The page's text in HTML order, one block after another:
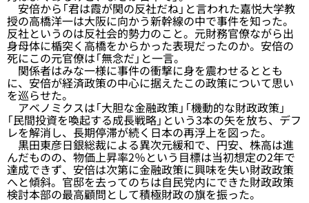
安倍から「君は霞が関の反社だね」と言われた嘉悦大学教
授の高橋洋一は大阪に向かう新幹線の中で事件を知った。
反社というのは反社会的勢力のこと。元財務官僚ながら出
身母体に楯突く高橋をからかった表現だったのか。安倍の
死にこの元官僚は「無念だ」と一言。
関係者はみな一様に事件の衝撃に身を震わせるととも
に、安倍が経済政策の中心に据えたこの政策について思い
を巡らせた。
アベノミクスは「大胆な金融政策」「機動的な財政政策」
「民間投資を喚起する成長戦略」という3本の矢を放ち、デフ
レを解消し、長期停滞が続く日本の再浮上を図った。
黒田東彦日銀総裁による異次元緩和で、円安、株高は進
んだものの、物価上昇率2％という目標は当初想定の2年で
達成できず、安倍は次第に金融政策に興味を失い財政政策
へと傾斜。官邸を去ってのちは自民党内にできた財政政策
検討本部の最高顧問として積極財政の旗を振った。